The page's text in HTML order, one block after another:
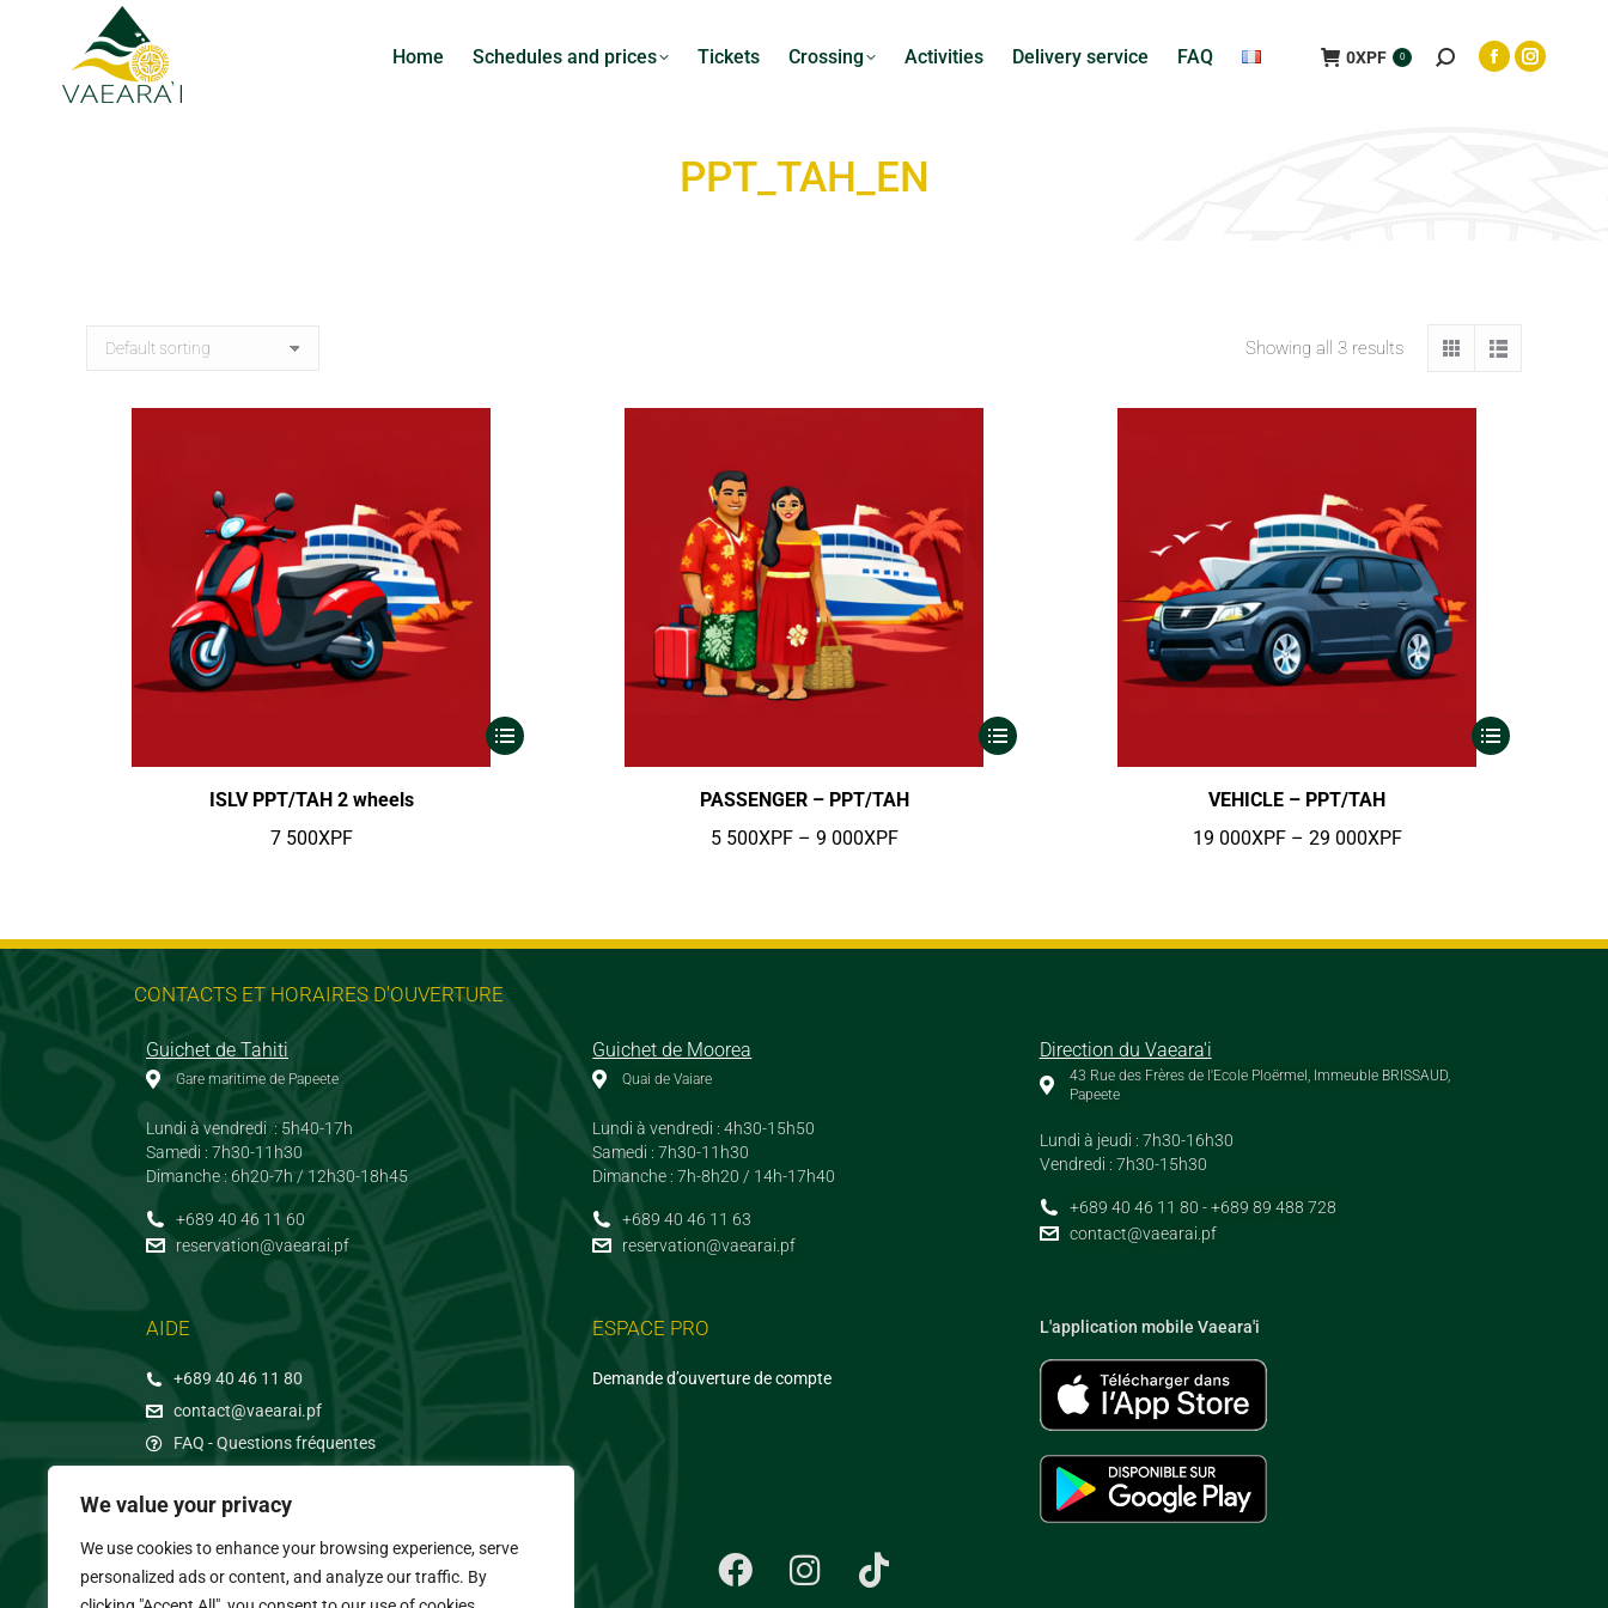
We value your privacy
We use cookies to enhance your browsing experience, serve
personalized ads or content, and analyze our traffic. By
Home Schedules and prices Tickets Crossing Activities Delivery service FAQ 0XPF 0
PPT_TAH_EN
Showing all 3 results
ISLV PPT/TAH 2 wheels
7 500XPF
PASSENGER – PPT/TAH
5 500XPF – 9 000XPF
VEHICLE – PPT/TAH
19 000XPF – 29 000XPF
CONTACTS ET HORAIRES D'OUVERTURE
Guichet de Tahiti
Gare maritime de Papeete
Lundi à vendredi : 5h40-17h
Samedi : 7h30-11h30
Dimanche : 6h20-7h / 12h30-18h45
+689 40 46 11 60
reservation@vaearai.pf
Guichet de Moorea
Quai de Vaiare
Lundi à vendredi : 4h30-15h50
Samedi : 7h30-11h30
Dimanche : 7h-8h20 / 14h-17h40
+689 40 46 11 63
reservation@vaearai.pf
Direction du Vaeara'i
43 Rue des Frères de l'Ecole Ploërmel, Immeuble BRISSAUD,
Papeete
Lundi à jeudi : 7h30-16h30
Vendredi : 7h30-15h30
+689 40 46 11 80 - +689 89 488 728
contact@vaearai.pf
AIDE
+689 40 46 11 80
contact@vaearai.pf
FAQ - Questions fréquentes
ESPACE PRO
Demande d’ouverture de compte
L'application mobile Vaeara'i